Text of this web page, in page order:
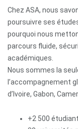
Chez ASA, nous
poursuivre ses
pourquoi nous
parcours fluide,
académiques.
Nous sommes la
l’accompagnement
d’Ivoire, Gabon,
+2 500